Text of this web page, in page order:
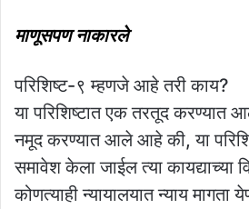
माणूसपण नाकारले
परिशिष्ट-९ म्हणजे आहे तरी काय?
या परिशिष्टात एक तरतूद करण्यात
नमूद करण्यात आले आहे की, या
समावेश केला जाईल त्या कायद्याच्या
कोणत्याही न्यायालयात न्याय मागता